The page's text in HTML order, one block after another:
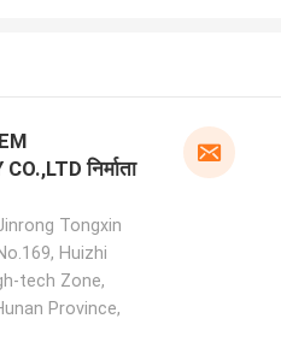
निर्माता
Tongxin
Huizhi
tech Zone,
Province,